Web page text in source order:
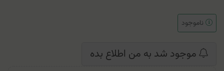
ناموجود
موجود شد به من اطلاع بده